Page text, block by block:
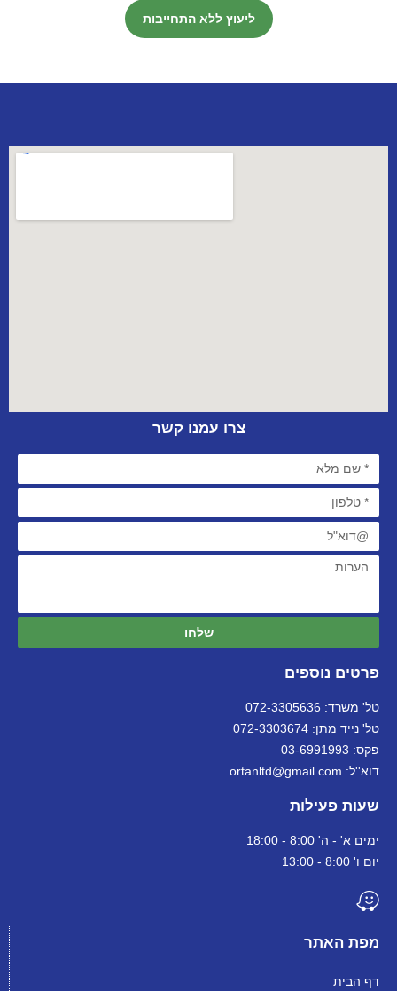
ליעוץ ללא התחייבות
מפת האתר
דף הבית
פרטים נוספים
טל' משרד: 072-3305636
טל' נייד מתן: 072-3303674
פקס: 03-6991993
דוא''ל: ortanltd@gmail.com
שעות פעילות
ימים א' - ה' 8:00 - 18:00
יום ו' 8:00 - 13:00
צרו עמנו קשר
שלחו